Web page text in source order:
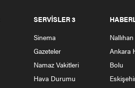
SERVİSLER 3
Sinema
Gazeteler
Namaz Vakitleri
Hava Durumu
Ankara
Bolu